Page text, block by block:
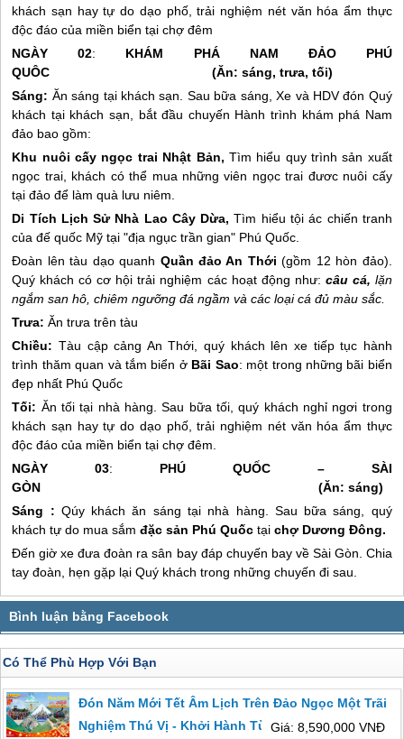
khách sạn hay tự do dạo phố, trải nghiệm nét văn hóa ẩm thực
độc đáo của miền biển tại chợ đêm
NGÀY 02: KHÁM PHÁ NAM ĐẢO PHÚ
QUÔC (Ăn: sáng, trưa, tối)
Sáng: Ăn sáng tại khách sạn. Sau bữa sáng, Xe và HDV đón Quý
khách tại khách sạn, bắt đầu chuyến Hành trình khám phá Nam
đảo bao gồm:
Khu nuôi cấy ngọc trai Nhật Bản, Tìm hiểu quy trình sản xuất
ngọc trai, khách có thể mua những viên ngọc trai đươc nuôi cấy
tại đảo để làm quà lưu niêm.
Di Tích Lịch Sử Nhà Lao Cây Dừa,Tìm hiểu tội ác chiến tranh
của đế quốc Mỹ tại "địa ngục trần gian" Phú Quốc
Đoàn lên tàu dạo quanh Quần đảo An Thới(gồm 12 hòn đảo).
Quý khách có cơ hội trải nghiệm các hoạt động như: câu cá, lặn
ngắm san hô, chiêm ngưỡng đá ngầm và các loại cá đủ màu sắc.
Trưa: Ăn trưa trên tàu
Chiều: Tàu cập cảng An Thới, quý khách lên xe tiếp tục hành
trình thăm quan và tắm biển ở Bãi Sao: một trong những bãi biển
đẹp nhất Phú Quốc
Tối: Ăn tối tại nhà hàng. Sau bữa tối, quý khách nghỉ ngơi trong
khách sạn hay tự do dạo phố, trải nghiệm nét văn hóa ẩm thực
độc đáo của miền biển tại chợ đêm.
NGÀY 03: PHÚ QUỐC– SÀI
GÒN (Ăn: sáng)
Sáng : Qúy khách ăn sáng tại nhà hàng. Sau bữa sáng, quý
khách tự do mua sắm đặc sản Phú Quốc tại chợ Dương Đông.
Đến giờ xe đưa đoàn ra sân bay đáp chuyến bay về Sài Gòn. Chia
tay đoàn, hẹn gặp lại Quý khách trong những chuyến đi sau.
Có Thể Phù Hợp Với Bạn
Đón Năm Mới Tết Âm Lịch Trên Đảo Ngọc Một Trãi
Nghiệm Thú Vị - Khởi Hành Từ Hà NộiGiá: 8,590,000 VNĐ